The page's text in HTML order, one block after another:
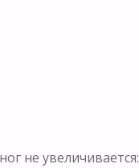
не увеличивается: